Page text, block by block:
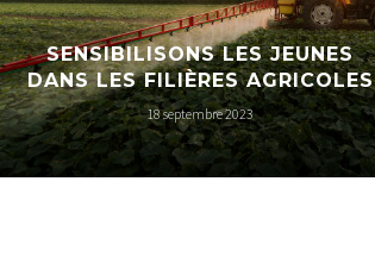
SENSIBILISONS LES JEUNES
DANS LES FILIÈRES AGRICOLES
18 septembre 2023